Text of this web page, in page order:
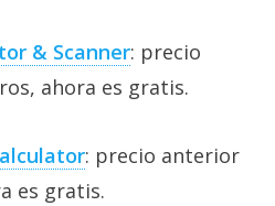
& Scanner: precio
ahora es gratis.
: precio anterior
es gratis.